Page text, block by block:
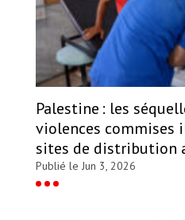
Palestine : les
violences commises
sites de distribution
Publié le Jun 3, 2026